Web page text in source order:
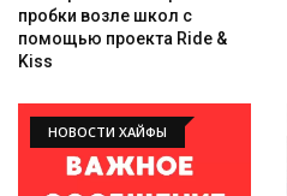
пробки возле школ с
помощью проекта Ride &
Kiss
НОВОСТИ ХАЙФЫ